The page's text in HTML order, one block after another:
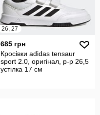
26, 27
685 грн
Кросівки adidas tensaur
sport 2.0, оригінал, р-р 26,5
устілка 17 см